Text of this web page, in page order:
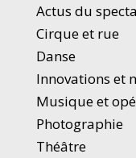
Actus du
Cirque et rue
Danse
Innovations et
Musique et
Photographie
Théâtre